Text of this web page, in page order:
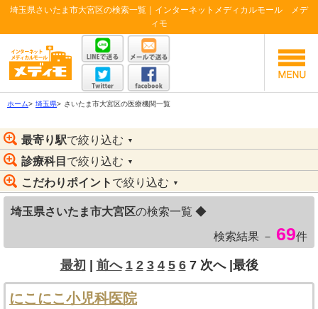
埼玉県さいたま市大宮区の検索一覧｜インターネットメディカルモール メデ
ィモ
ホーム> 埼玉県> さいたま市大宮区の医療機関一覧
最寄り駅で絞り込む ▼
診療科目 で絞り込む ▼
こだわりポイント で絞り込む ▼
埼玉県さいたま市大宮区の検索一覧 ◆
検索結果 － 69件
最初 | 前へ 1 2 3 4 5 6 7 次へ|最後
にこにこ小児科医院